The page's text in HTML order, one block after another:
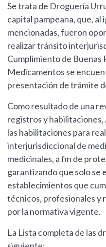
Se trata de Droguería
capital pampeana, que, al
mencionadas, fueron
realizar tránsito
Cumplimiento de
Medicamentos se
presentación de trámite
Como resultado de una
registros y
las habilitaciones para
interjurisdiccional de
medicinales, a fin de
garantizando que solo
establecimientos que
técnicos, profesionales y
por la normativa vigente.
La Lista completa de las